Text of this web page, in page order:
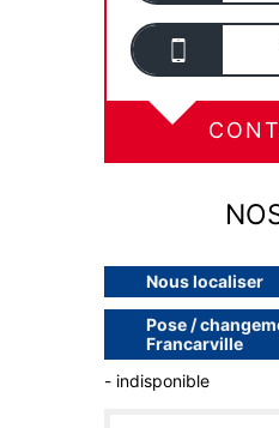
Nous localiser
Pose /
Francarville
- indisponible